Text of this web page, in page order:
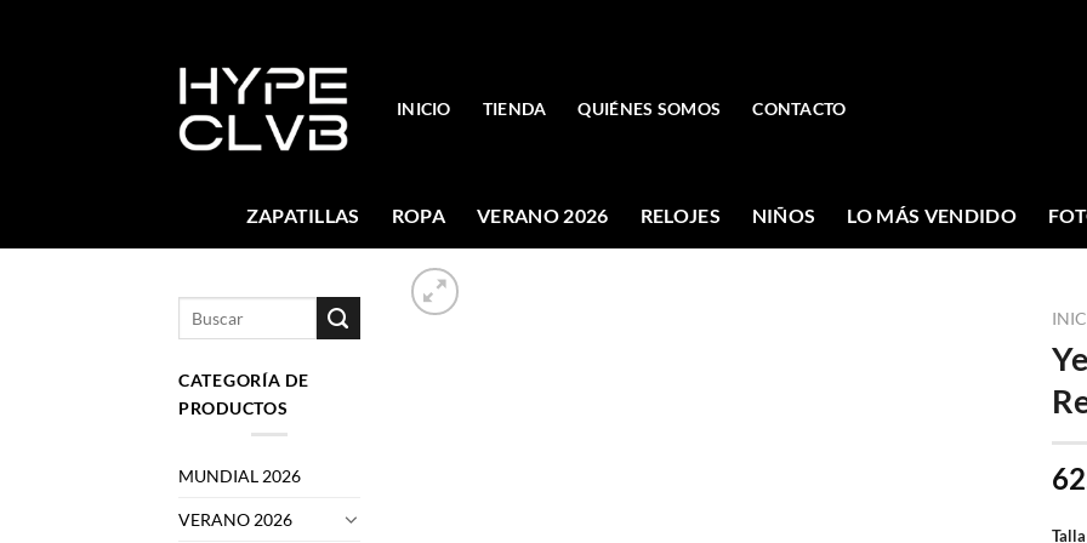
INICIO TIENDA QUIÉNES SOMOS CONTACTO
ZAPATILLAS ROPA VERANO 2026 RELOJES NIÑOS LO MÁS VENDIDO
CATEGORÍA DE
PRODUCTOS
MUNDIAL 2026
VERANO 2026